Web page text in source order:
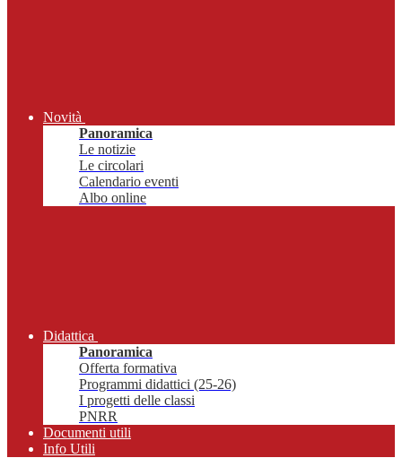
Novità
Panoramica
Le notizie
Le circolari
Calendario eventi
Albo online
Didattica
Panoramica
Offerta formativa
Programmi didattici (25-26)
I progetti delle classi
PNRR
Documenti utili
Info Utili